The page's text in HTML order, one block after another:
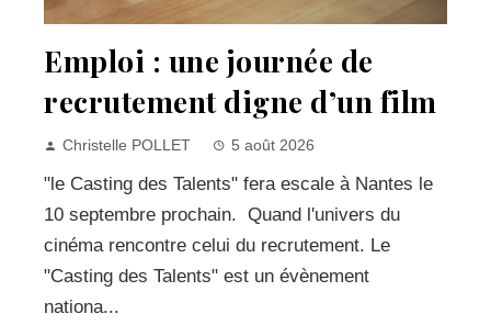
Emploi : une journée de
recrutement digne d’un film
Christelle POLLET 5 août 2026
"le Casting des Talents" fera escale à Nantes le
10 septembre prochain. Quand l'univers du
cinéma rencontre celui du recrutement. Le
"Casting des Talents" est un évènement
nationa...